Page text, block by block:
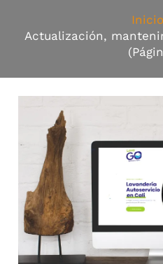
Inicio
Actualización,